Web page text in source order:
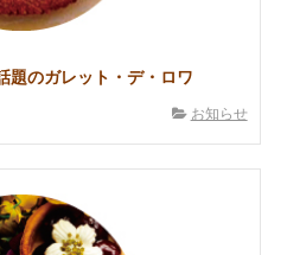
題のガレット・デ・ロワ
お知らせ